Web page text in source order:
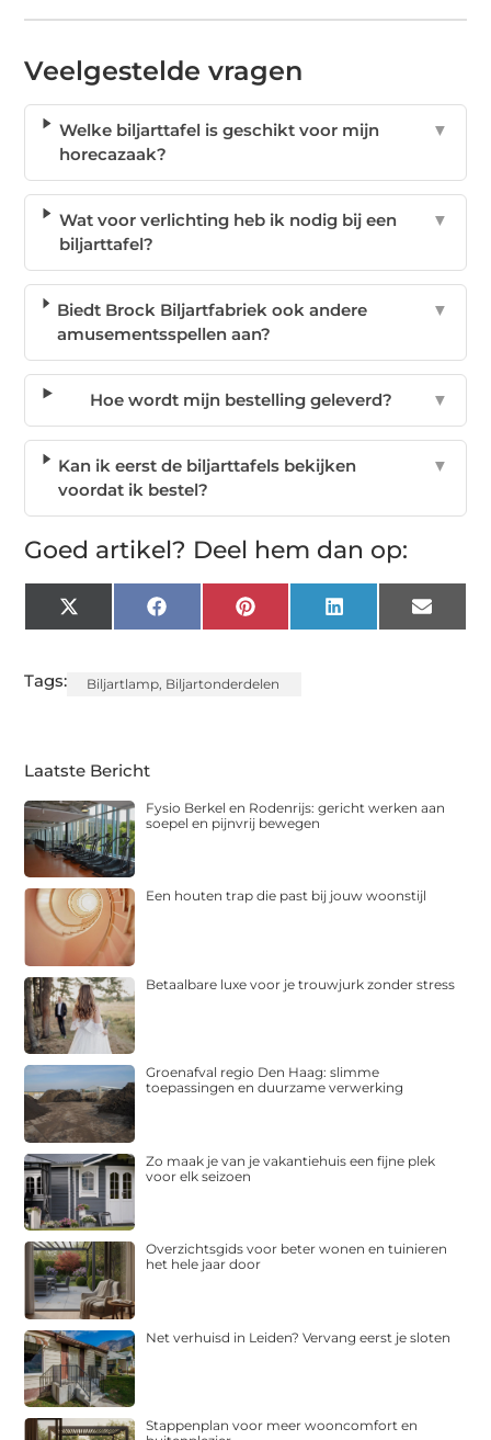
Veelgestelde vragen
Welke biljarttafel is geschikt voor mijn
horecazaak?
▼
Wat voor verlichting heb ik nodig bij een
biljarttafel?
▼
Biedt Brock Biljartfabriek ook andere
amusementsspellen aan?
▼
Hoe wordt mijn bestelling geleverd? ▼
Kan ik eerst de biljarttafels bekijken
voordat ik bestel?
▼
Goed artikel? Deel hem dan op:
X
(Twitter)
FacebookPinterest LinkedIn Email
Tags: Biljartlamp Biljartonderdelen
Laatste Bericht
Fysio Berkel en Rodenrijs: gericht werken aan
soepel en pijnvrij bewegen
Een houten trap die past bij jouw woonstijl
Betaalbare luxe voor je trouwjurk zonder stress
Groenafval regio Den Haag: slimme
toepassingen en duurzame verwerking
Zo maak je van je vakantiehuis een fijne plek
voor elk seizoen
Overzichtsgids voor beter wonen en tuinieren
het hele jaar door
Net verhuisd in Leiden? Vervang eerst je sloten
Stappenplan voor meer wooncomfort en